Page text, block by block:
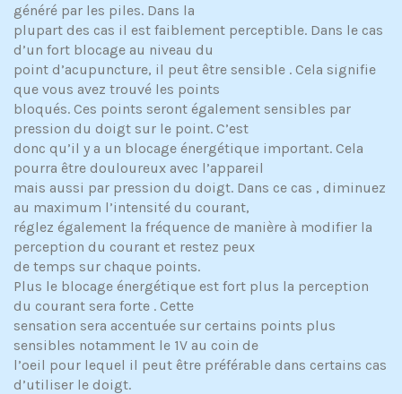
généré par les piles. Dans la
plupart des cas il est faiblement perceptible. Dans le cas
d’un fort blocage au niveau du
point d’acupuncture, il peut être sensible . Cela signifie
que vous avez trouvé les points
bloqués. Ces points seront également sensibles par
pression du doigt sur le point. C’est
donc qu’il y a un blocage énergétique important. Cela
pourra être douloureux avec l’appareil
mais aussi par pression du doigt. Dans ce cas , diminuez
au maximum l’intensité du courant,
réglez également la fréquence de manière à modifier la
perception du courant et restez peux
de temps sur chaque points.
Plus le blocage énergétique est fort plus la perception
du courant sera forte . Cette
sensation sera accentuée sur certains points plus
sensibles notamment le 1V au coin de
l’oeil pour lequel il peut être préférable dans certains cas
d’utiliser le doigt.